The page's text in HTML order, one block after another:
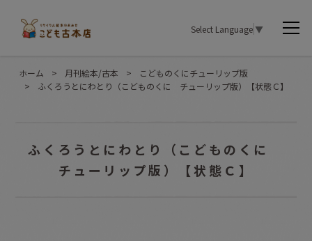
Select Language▼
ホーム > 月刊絵本/古本 >
こどものくにチューリップ版
>
ふくろうとにわとり（こどものくに チューリップ版）【状態Ｃ】
ふくろうとにわとり（こどものくに
チューリップ版）【状態Ｃ】